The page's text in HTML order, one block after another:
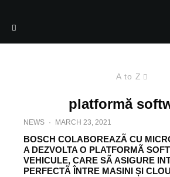
A to Z
platformă
NEWS · MARCH 23, 2021
BOSCH COLABOREAZÃ CU
A DEZVOLTA O PLATFORMÃ
VEHICULE, CARE SÃ ASIGURE
PERFECTÃ ÎNTRE MASINI ȘI